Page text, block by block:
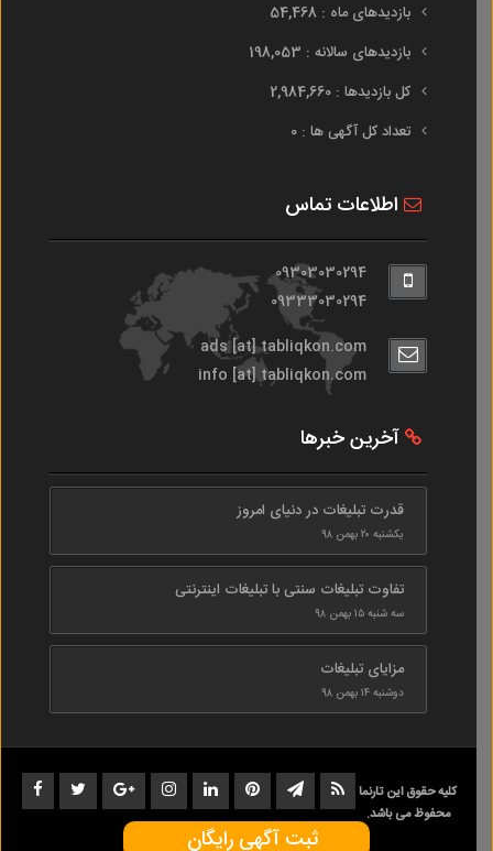
بازدیدهای ماه : 54,468
بازدیدهای سالانه : 198,053
کل بازدیدها : 2,984,660
تعداد کل آگهی ها : 0
اطلاعات تماس
09303030294
09333030294
ads [at] tabliqkon.com
info [at] tabliqkon.com
آخرین خبرها
قدرت تبلیغات در دنیای امروز
یکشنبه ۲۰ بهمن ۹۸
تفاوت تبلیغات سنتی با تبلیغات اینترنتی
سه شنبه ۱۵ بهمن ۹۸
مزایای تبلیغات
دوشنبه ۱۴ بهمن ۹۸
کلیه حقوق این تارنما
محفوظ می باشد.
1402-1398
ثبت آگهی رایگان